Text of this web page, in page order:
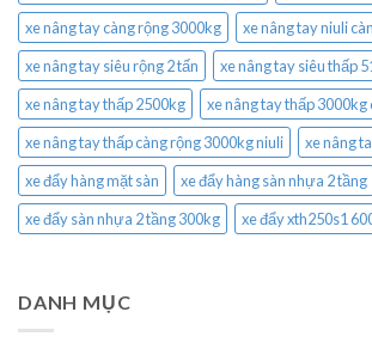
xe nâng tay càng rộng 3000kg
xe nâng tay niuli
xe nâng tay siêu rộng 2 tấn
xe nâng tay siêu thấp
xe nâng tay thấp 2500kg
xe nâng tay thấp 3000kg
xe nâng tay thấp càng rộng 3000kg niuli
xe nâng
xe đẩy hàng mặt sàn
xe đẩy hàng sàn nhựa 2 tầng
xe đẩy sàn nhựa 2 tầng 300kg
xe đẩy xth250s1
DANH MỤC